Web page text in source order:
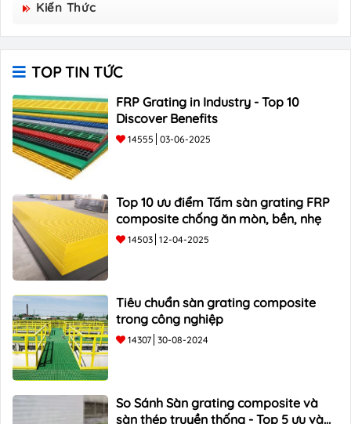
Group Sản Xuất
Kiến Thức
TOP TIN TỨC
FRP Grating in Industry - Top 10
Discover Benefits
14555 03-06-2025
Top 10 ưu điểm Tấm sàn grating FRP
composite chống ăn mòn, bền, nhẹ
14503 12-04-2025
Tiêu chuẩn sàn grating composite
trong công nghiệp
14307 30-08-2024
So Sánh Sàn grating composite và
sàn thép truyền thống - Top 5 ưu và